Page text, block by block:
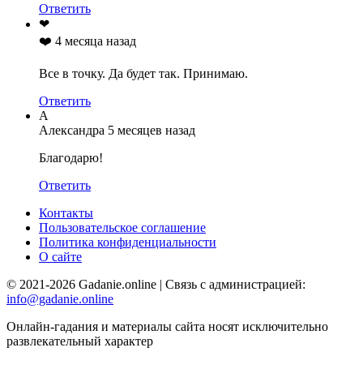
Ответить
❤
❤️ 4 месяца назад
Все в точку. Да будет так. Принимаю.
Ответить
А
Александра 5 месяцев назад
Благодарю!
Ответить
Контакты
Пользовательское соглашение
Политика конфиденциальности
О сайте
© 2021-2026 Gadanie.online | Связь с администрацией:
info@gadanie.online
Онлайн-гадания и материалы сайта носят исключительно
развлекательный характер